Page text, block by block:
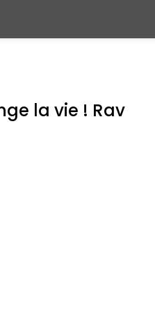
la vie ! Rav